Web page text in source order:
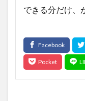
できる分だけ、